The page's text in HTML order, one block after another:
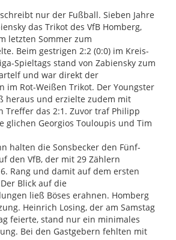
nur der Fußball. Sieben Jahre
das Trikot des VfB Homberg,
letzten Sommer zum
Beim gestrigen 2:2 (0:0) im Kreis-
Spieltags stand von Zabiensky zum
und war direkt der
im Rot-Weißen Trikot. Der Youngster
heraus und erzielte zudem mit
Treffer das 2:1. Zuvor traf Philipp
glichen Georgios Touloupis und Tim
halten die Sonsbecker den Fünf-
den VfB, der mit 29 Zählern
Rang und damit auf dem ersten
Blick auf die
ließ Böses erahnen. Homberg
Heinrich Losing, der am Samstag
feierte, stand nur ein minimales
Bei den Gastgebern fehlten mit